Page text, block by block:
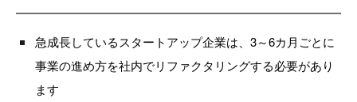
急成長しているスタートアップ企業は、3～6カ月ごとに
事業の進め方を社内でリファクタリングする必要があり
ます